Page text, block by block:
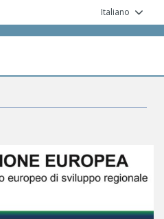
Italiano